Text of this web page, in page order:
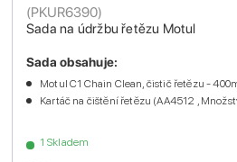
Sada na údržbu řetězu Motul
(PKUR6390)
1 Skladem
Sada obsahuje:
Motul C1 Chain Clean, čistič řetězu -
Kartáč na čištění řetězu (AA4512 ,